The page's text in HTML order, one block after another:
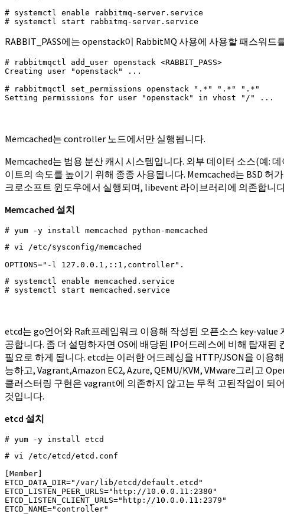
# systemctl enable rabbitmq-server.service
# systemctl start rabbitmq-server.service
RABBIT_PASS에는 openstack이 RabbitMQ 사용에 사용할 패스워드
# rabbitmqctl add_user openstack <RABBIT_PASS>
Creating user "openstack" ...
# rabbitmqctl set_permissions openstack ".*" ".*" ".*"
Setting permissions for user "openstack" in vhost "/" ...
Memcached는 controller 노드에서만 실행됩니다.
Memcached는 범용 분산 캐시 시스템입니다. 외부 데이터 소스(예:
이트의 속도를 높이기 위해 종종 사용됩니다. Memcached는 BSD
크로소프트 윈도우에서 실행되며, libevent 라이브러리에 의존합니
Memcached 설치
# yum -y install memcached python-memcached
# vi /etc/sysconfig/memcached
OPTIONS="-l 127.0.0.1,::1,controller".
# systemctl enable memcached.service
# systemctl start memcached.service
etcd는 go언어와 Raft프레임워크 이용해 작성된 오픈소스 key-
공합니다. 좀 더 설명하자면 OS에 배당된 IP어드레스에 비해 탑재
필요로 하게 됩니다. etcd는 이러한 어드레싱을 HTTP/JSON을 이
능하고, Vagrant,Amazon EC2, Azure, QEMU/KVM, VMware그리고
클러스터링 구현은 vagrant에 의존하지 않고는 무척 고된작업이 되
것입니다.
etcd 설치
# yum -y install etcd
# vi /etc/etcd/etcd.conf
[Member]
ETCD_DATA_DIR="/var/lib/etcd/default.etcd"
ETCD_LISTEN_PEER_URLS="http://10.0.0.11:2380"
ETCD_LISTEN_CLIENT_URLS="http://10.0.0.11:2379"
ETCD_NAME="controller"